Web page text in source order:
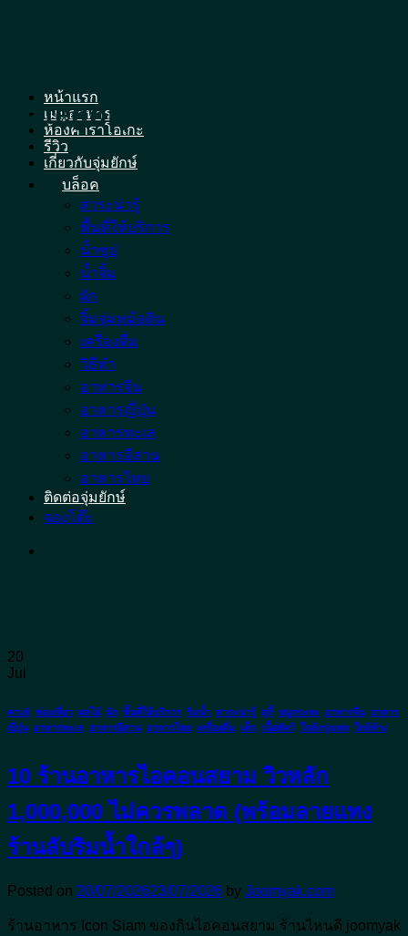
หน้าแรก
เมนูอาหาร
ห้องคาราโอเกะ
รีวิว
เกี่ยวกับจุ่มยักษ์
บล็อค
สาระน่ารู้
พื้นที่ให้บริการ
น้ำซุป
น้ำจิ้ม
ผัก
จิ้มจุ่มหม้อดิน
เครื่องดื่ม
วิธีทำ
อาหารจีน
อาหารญี่ปุ่น
อาหารทะเล
อาหารอีสาน
อาหารไทย
ติดต่อจุ่มยักษ์
จองโต๊ะ
Category Archives:
20
Jul
คาเฟ่ ท่องเที่ยว ผลไม้ ผัก พื้นที่ให้บริการ ริมน้ำ สาระน่ารู้ สุกี้ หมูกระทะ อาหารจีน, อาหาร
ญี่ปุ่น, อาหารทะเล อาหารอีสาน, อาหารไทย เครื่องดื่ม เด็ก เนื้อสัตว์ ใกล้กรุงเทพ ใกล้ห้าง
10 ร้านอาหารไอคอนสยาม วิวหลัก
1,000,000 ไม่ควรพลาด (พร้อมลายแทง
ร้านลับริมน้ำใกล้ๆ)
Posted on 20/07/202623/07/2026 by Joomyak.com
ร้านอาหาร Icon Siam ของกินไอคอนสยาม ร้านไหนดี joomyak